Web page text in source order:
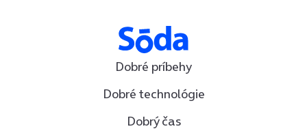
Dobré príbehy
Dobré technológie
Dobrý čas